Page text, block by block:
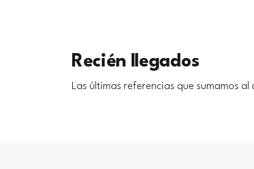
Recién llegados
Las últimas referencias que sumamos